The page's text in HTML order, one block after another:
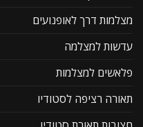
מצלמות דרך לאופנועים
עדשות למצלמה
פלאשים למצלמות
תאורה רציפה לסטודיו